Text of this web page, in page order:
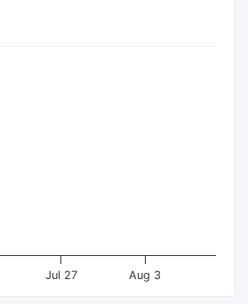
Jul 27 Aug 3